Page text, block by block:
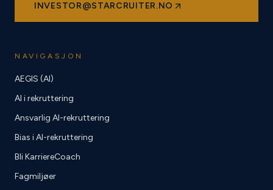
INVESTOR@STARCRUITER.NO
NAVIGASJON
AEGIS (AI)
AI i rekruttering
Ansvarlig AI-rekruttering
Bias i AI-rekruttering
Bli KarriereCoach
Fagmiljøer